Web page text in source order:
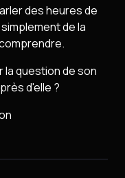
des heures de
de la
la question de son
d'elle ?